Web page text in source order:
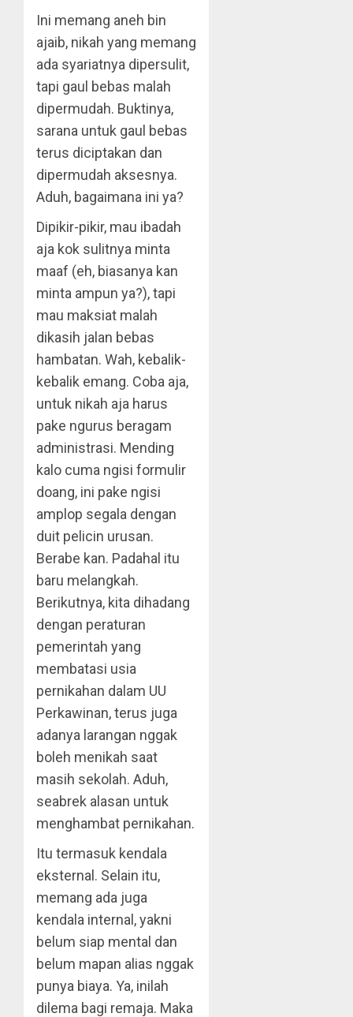
Ini memang aneh bin
ajaib, nikah yang memang
ada syariatnya dipersulit,
tapi gaul bebas malah
dipermudah. Buktinya,
sarana untuk gaul bebas
terus diciptakan dan
dipermudah aksesnya.
Aduh, bagaimana ini ya?
Dipikir-pikir, mau ibadah
aja kok sulitnya minta
maaf (eh, biasanya kan
minta ampun ya?), tapi
mau maksiat malah
dikasih jalan bebas
hambatan. Wah, kebalik-
kebalik emang. Coba aja,
untuk nikah aja harus
pake ngurus beragam
administrasi. Mending
kalo cuma ngisi formulir
doang, ini pake ngisi
amplop segala dengan
duit pelicin urusan.
Berabe kan. Padahal itu
baru melangkah.
Berikutnya, kita dihadang
dengan peraturan
pemerintah yang
membatasi usia
pernikahan dalam UU
Perkawinan, terus juga
adanya larangan nggak
boleh menikah saat
masih sekolah. Aduh,
seabrek alasan untuk
menghambat pernikahan.
Itu termasuk kendala
eksternal. Selain itu,
memang ada juga
kendala internal, yakni
belum siap mental dan
belum mapan alias nggak
punya biaya. Ya, inilah
dilema bagi remaja. Maka